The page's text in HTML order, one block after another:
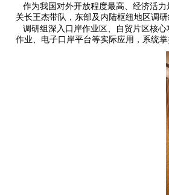
作为我国对外开放程度最高、经济活力
关长王杰带队，东部及内陆枢纽地区调
调研组深入口岸作业区、自贸片区核
作业、电子口岸平台等实际应用，系统